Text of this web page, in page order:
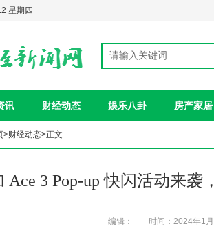
星期四
讯 财经动态 娱乐八卦 房产家居
>财经动态>正文
Ace 3 Pop-up 快闪活动来袭
编辑： 时间：2024年1